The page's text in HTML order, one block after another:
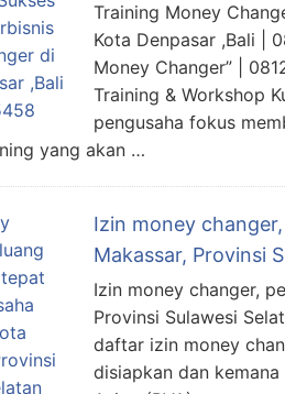
Training Money
Kota Denpasar ,Bali |
Money Changer” |
Training & Workshop
pengusaha fokus
yang akan …
Izin money
Makassar, Provinsi
Izin money changer,
Provinsi Sulawesi
daftar izin money
disiapkan dan